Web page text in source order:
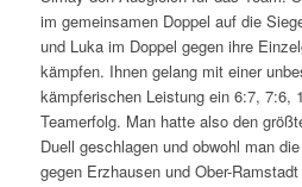
im gemeinsamen Doppel auf die
und Luka im Doppel gegen ihre
kämpfen. Ihnen gelang mit einer
kämpferischen Leistung ein 6:7, 7:6,
Teamerfolg. Man hatte also den
Duell geschlagen und obwohl man
gegen Erzhausen und Ober-